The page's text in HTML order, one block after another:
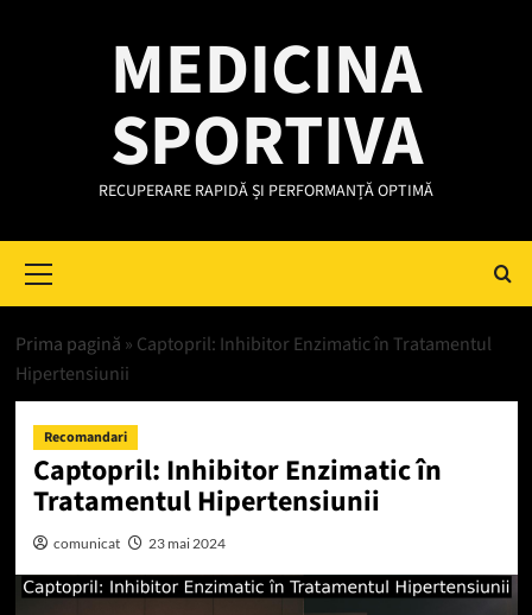
MEDICINA
SPORTIVA
RECUPERARE RAPIDĂ ȘI PERFORMANȚĂ OPTIMĂ
Menu
Prima pagină » Captopril: Inhibitor Enzimatic în Tratamentul
Hipertensiunii
Recomandari
Captopril: Inhibitor Enzimatic în
Tratamentul Hipertensiunii
comunicat 23 mai 2024